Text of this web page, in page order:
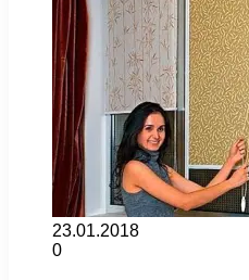
23.01.2018
0